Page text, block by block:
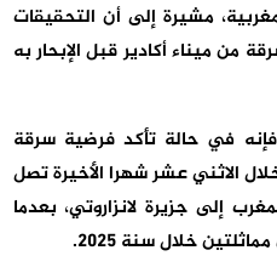
مشيرة إلى أن التحقيقات
من ميناء أكادير قبل الإبحار به
فإنه في حالة تأكد فرضية سرقة
الاثني عشر شهرا الأخيرة تصل
إلى جزيرة لانزاروتي، بعدما
خلال سنة 2025.